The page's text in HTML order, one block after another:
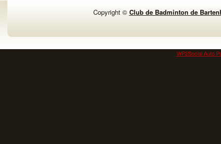
Copyright © Club de Badminton de
WP2Social Auto